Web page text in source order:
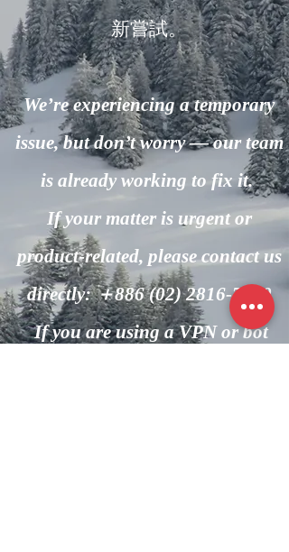
新嘗試。
We’re experiencing a temporary
issue, but don’t worry — our team
is already working to fix it.
If your matter is urgent or
product-related, please contact us
directly: ＋886(02) 2816-7600
If you are using a VPN or bot